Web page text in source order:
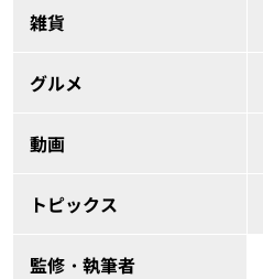
雑貨
グルメ
動画
トピックス
監修・執筆者